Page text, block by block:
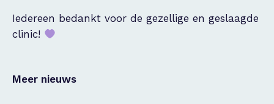
Iedereen bedankt voor de gezellige en geslaagde
clinic!
Meer nieuws